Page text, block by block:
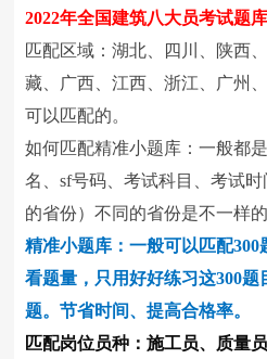
2022年全国建筑八大员考试题
匹配区域：湖北、四川、陕西
藏、广西、江西、浙江、广州
可以匹配的。
如何匹配精准小题库：一般都
名、sf号码、考试科目、考试
的省份）不同的省份是不一样的
精准小题库：一般可以匹配
看题量，只用好好练习这300
题。节省时间、提高合格率。
匹配岗位员种：施工员、质量